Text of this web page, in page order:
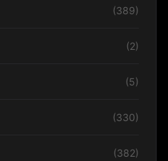
(389)
(2)
(5)
(330)
(382)